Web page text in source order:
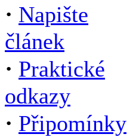
· Napište
článek
· Praktické
odkazy
· Připomínky